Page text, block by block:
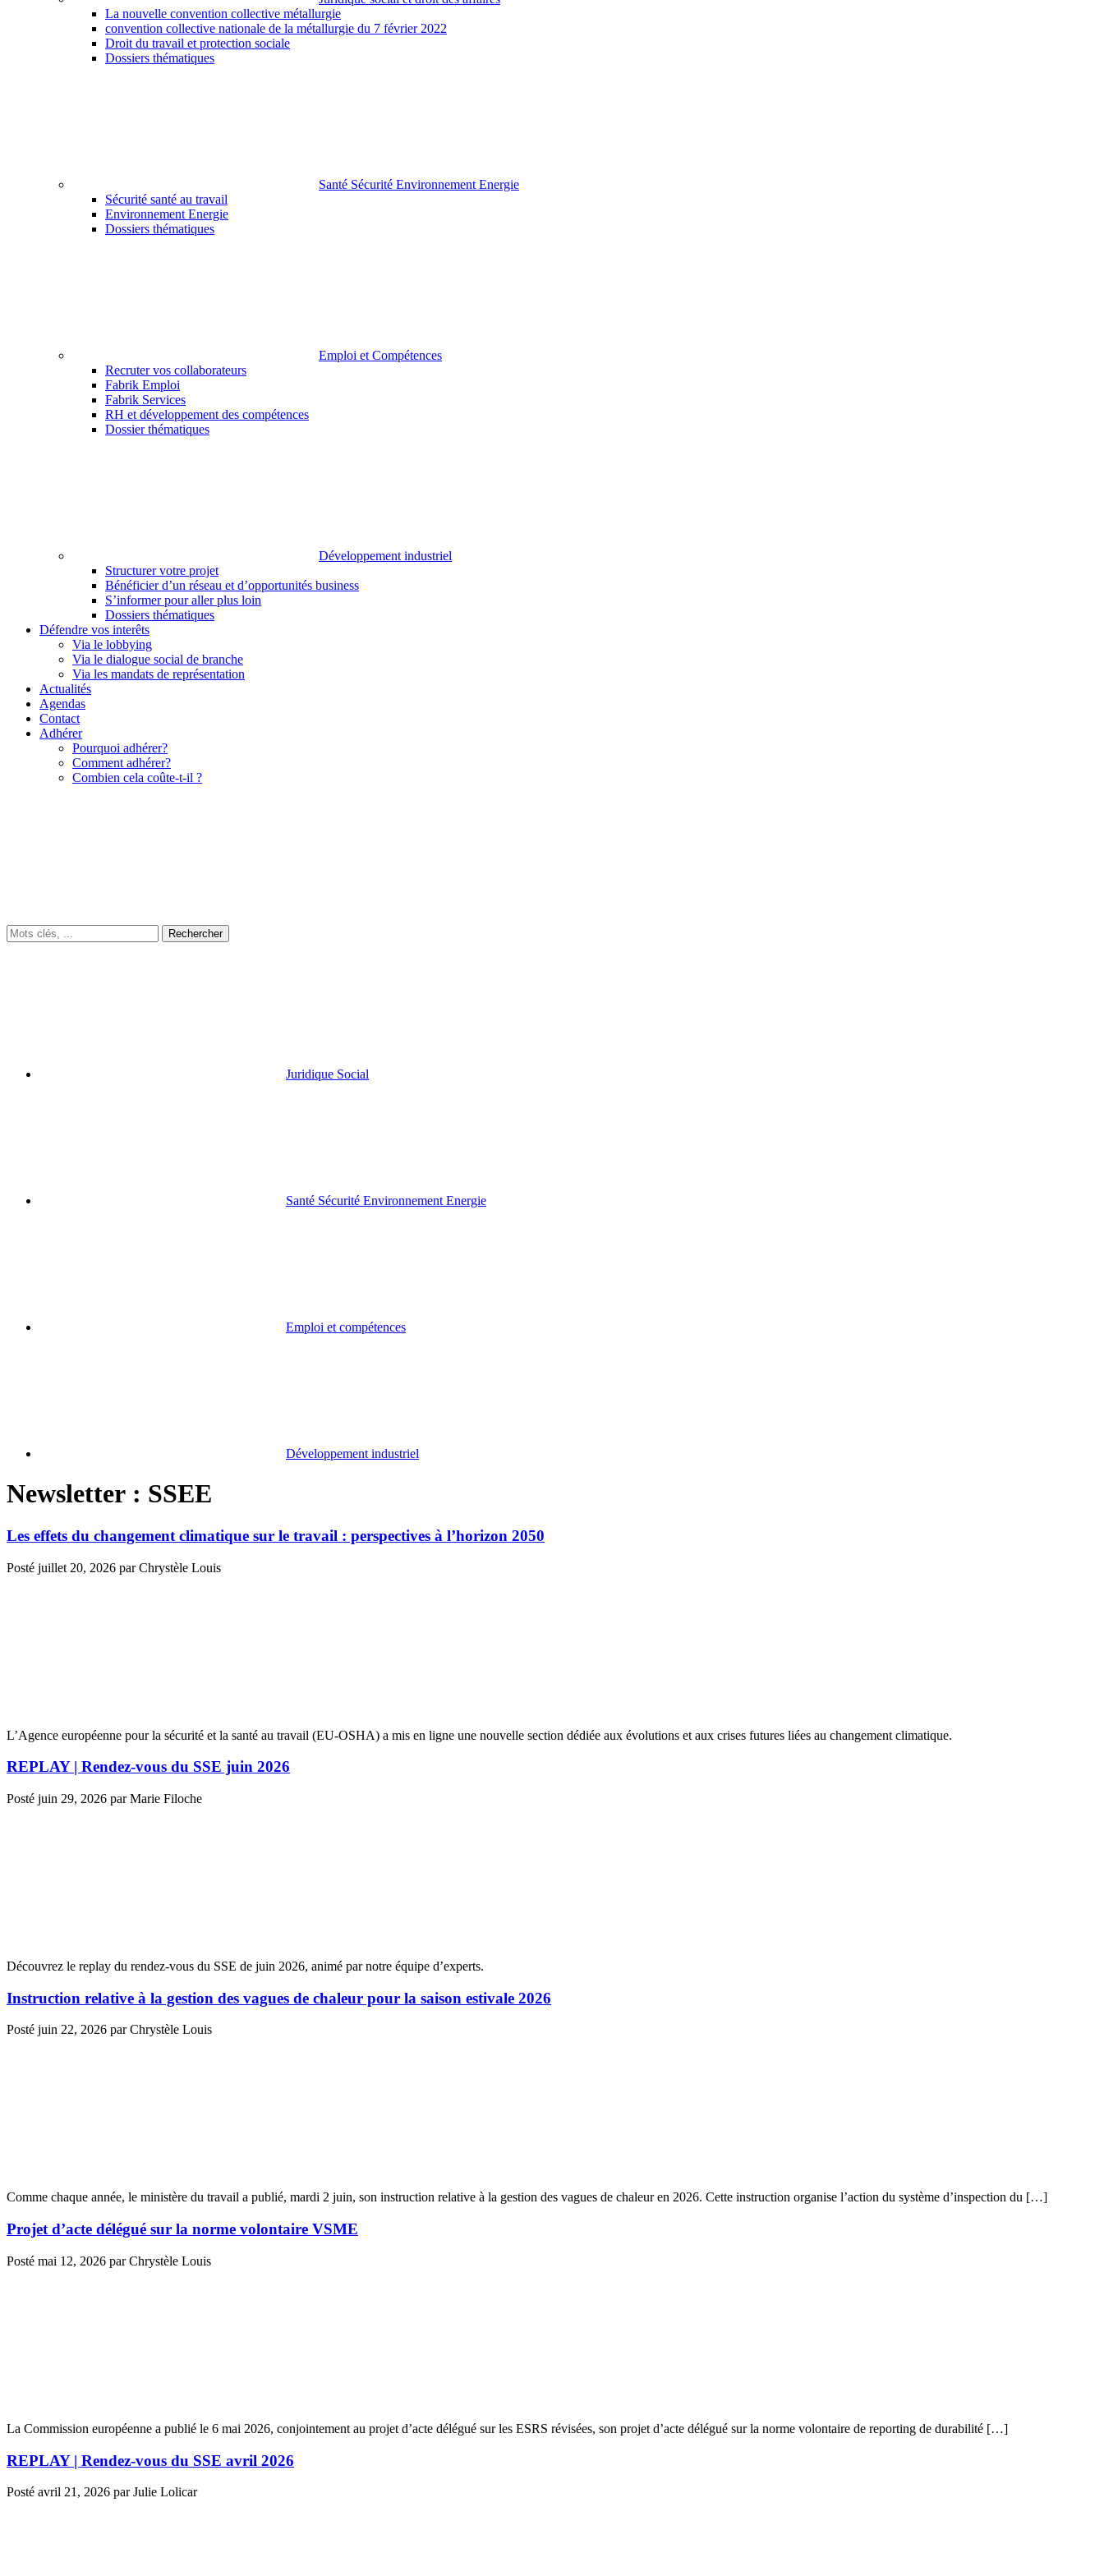
La nouvelle convention collective métallurgie
convention collective nationale de la métallurgie du 7 février 2022
Droit du travail et protection sociale
Dossiers thématiques
Santé Sécurité Environnement Energie
Sécurité santé au travail
Environnement Energie
Dossiers thématiques
Emploi et Compétences
Recruter vos collaborateurs
Fabrik Emploi
Fabrik Services
RH et développement des compétences
Dossier thématiques
Développement industriel
Structurer votre projet
Bénéficier d’un réseau et d’opportunités business
S’informer pour aller plus loin
Dossiers thématiques
Défendre vos interêts
Via le lobbying
Via le dialogue social de branche
Via les mandats de représentation
Actualités
Agendas
Contact
Adhérer
Pourquoi adhérer?
Comment adhérer?
Combien cela coûte-t-il ?
Juridique Social
Santé Sécurité Environnement Energie
Emploi et compétences
Développement industriel
Newsletter : SSEE
Les effets du changement climatique sur le travail : perspectives à l’horizon 2050
Posté juillet 20, 2026 par Chrystèle Louis
L’Agence européenne pour la sécurité et la santé au travail (EU-OSHA) a mis en ligne une nouvelle section dédiée aux évolutions et aux crises futures liées au changement climatique.
REPLAY | Rendez-vous du SSE juin 2026
Posté juin 29, 2026 par Marie Filoche
Découvrez le replay du rendez-vous du SSE de juin 2026, animé par notre équipe d’experts.
Instruction relative à la gestion des vagues de chaleur pour la saison estivale 2026
Posté juin 22, 2026 par Chrystèle Louis
Comme chaque année, le ministère du travail a publié, mardi 2 juin, son instruction relative à la gestion des vagues de chaleur en 2026. Cette instruction organise l’action du système d’inspection du […]
Projet d’acte délégué sur la norme volontaire VSME
Posté mai 12, 2026 par Chrystèle Louis
La Commission européenne a publié le 6 mai 2026, conjointement au projet d’acte délégué sur les ESRS révisées, son projet d’acte délégué sur la norme volontaire de reporting de durabilité […]
REPLAY | Rendez-vous du SSE avril 2026
Posté avril 21, 2026 par Julie Lolicar